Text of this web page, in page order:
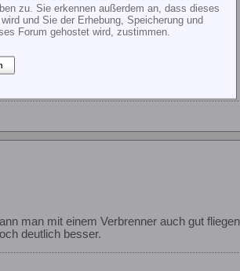
auf
nicht mehr.
man mit einem Verbrenner auch gut
deutlich besser.
zu. Sie erkennen außerdem an, dass dieses
und Sie der Erhebung, Speicherung und
Forum gehostet wird, zustimmen.